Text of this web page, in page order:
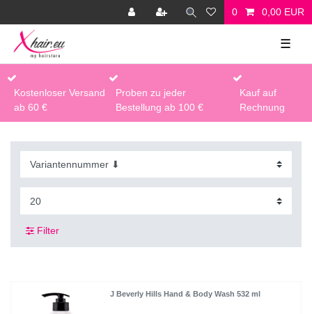
0 0,00 EUR
☰
Kostenloser Versand
ab 60 €
Proben zu jeder
Bestellung ab 100 €
Kauf auf
Rechnung
Filter
J Beverly Hills Hand & Body Wash 532 ml